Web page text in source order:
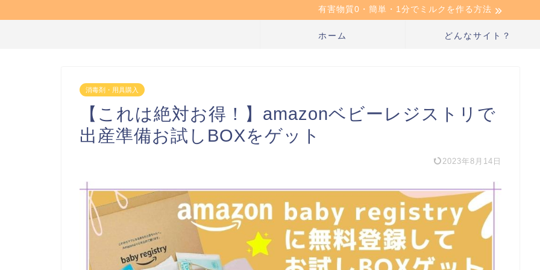
有害物質0・簡単・1分でミルクを作る方法
ホーム どんなサイト？
消毒剤・用具購入
【これは絶対お得！】amazonベビーレジストリで
出産準備お試しBOXをゲット
2023年8月14日